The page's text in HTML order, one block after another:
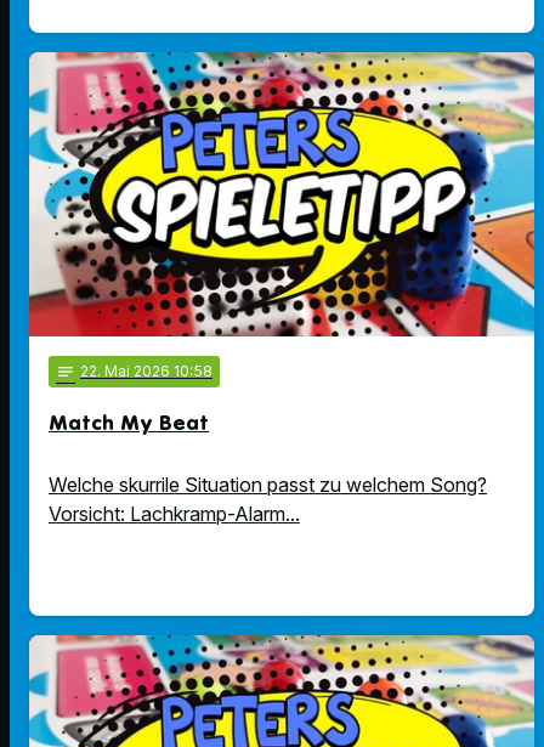
notes 22. Mai 2026 10:58
Match My Beat
Welche skurrile Situation passt zu welchem Song?
Vorsicht: Lachkramp-Alarm...